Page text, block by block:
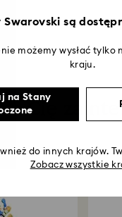
Cię
Swarovski są
możemy wysłać
kraju.
na Stany
do innych krajów.
Zobacz wszystkie